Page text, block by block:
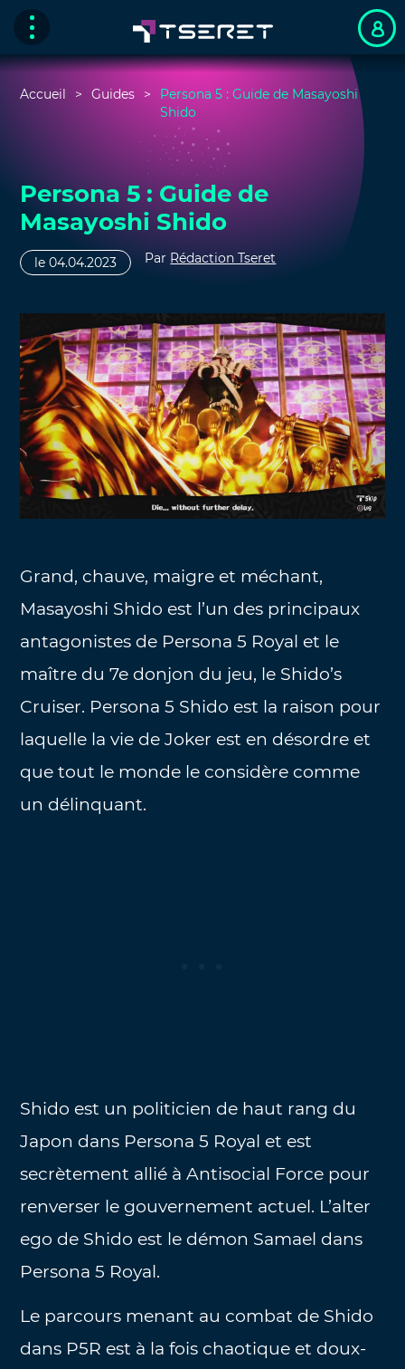
Accueil Guides
Persona 5 : Guide de Masayoshi
Shido
Persona 5 : Guide de
Masayoshi Shido
le 04.04.2023 Par Rédaction Tseret
Grand, chauve, maigre et méchant,
Masayoshi Shido est l’un des principaux
antagonistes de Persona 5 Royal et le
maître du 7e donjon du jeu, le Shido’s
Cruiser. Persona 5 Shido est la raison pour
laquelle la vie de Joker est en désordre et
que tout le monde le considère comme
un délinquant.
Shido est un politicien de haut rang du
Japon dans Persona 5 Royal et est
secrètement allié à Antisocial Force pour
renverser le gouvernement actuel. L’alter
ego de Shido est le démon Samael dans
Persona 5 Royal.
Le parcours menant au combat de Shido
dans P5R est à la fois chaotique et doux-